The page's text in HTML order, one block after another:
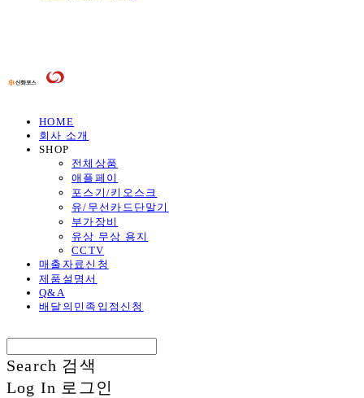
HOME
회사 소개
SHOP
전체상품
애플페이
포스기/키오스크
유/무선카드단말기
부가장비
유상 무상 용지
CCTV
매출자료신청
제품설명서
Q&A
배달의민족입점신청
Search 검색
Log In 로그인